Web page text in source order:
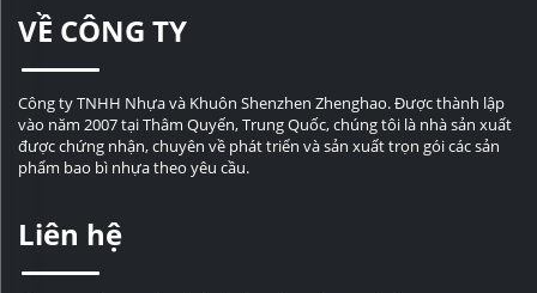
VỀ CÔNG TY
Công ty TNHH Nhựa và Khuôn Shenzhen Zhenghao. Được thành lập
vào năm 2007 tại Thâm Quyến, Trung Quốc, chúng tôi là nhà sản xuất
được chứng nhận, chuyên về phát triển và sản xuất trọn gói các sản
phẩm bao bì nhựa theo yêu cầu.
Liên hệ